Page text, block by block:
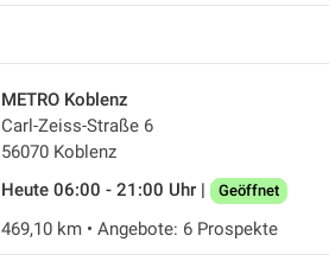
METRO Koblenz
Carl-Zeiss-Straße 6
56070 Koblenz
Heute 06:00 - 21:00 Uhr |
Geöffnet
469,10 km • Angebote: 6 Prospekte